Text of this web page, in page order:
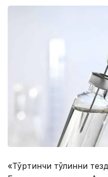
«Тўртинчи тўлқинни